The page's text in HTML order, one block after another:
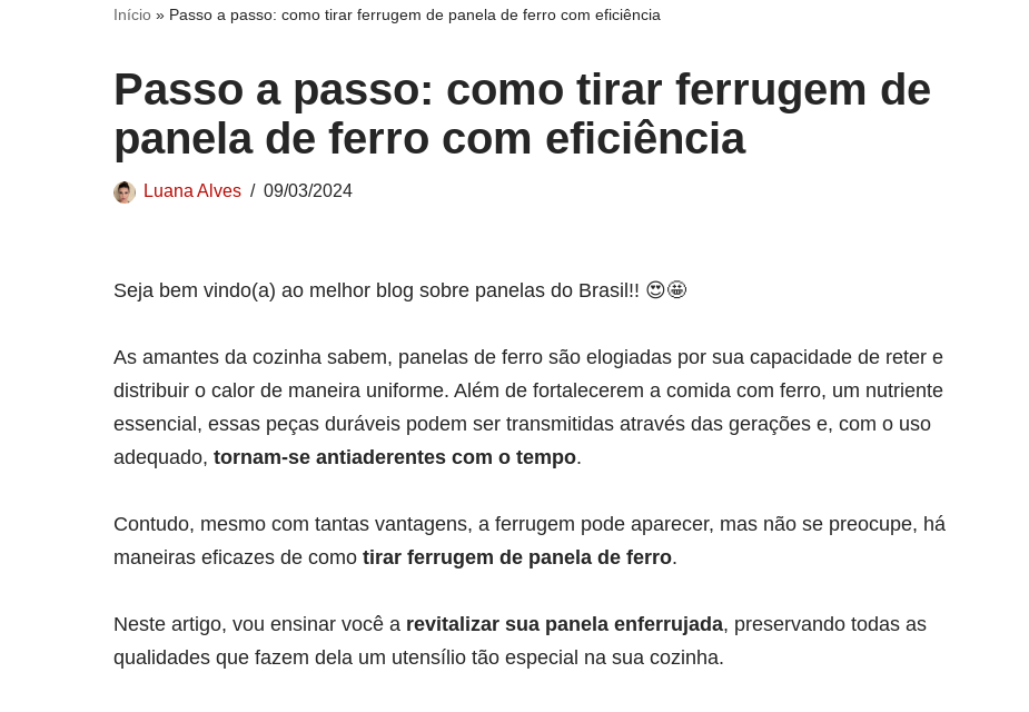
Início » Passo a passo: como tirar ferrugem de panela de ferro com eficiência
Passo a passo: como tirar ferrugem de
panela de ferro com eficiência
Luana Alves 09/03/2024
Seja bem vindo(a) ao melhor blog sobre panelas do Brasil!! 😍🤩
As amantes da cozinha sabem, panelas de ferro são elogiadas por sua capacidade de reter e
distribuir o calor de maneira uniforme. Além de fortalecerem a comida com ferro, um nutriente
essencial, essas peças duráveis podem ser transmitidas através das gerações e, com o uso
adequado, tornam-se antiaderentes com o tempo.
Contudo, mesmo com tantas vantagens, a ferrugem pode aparecer, mas não se preocupe, há
maneiras eficazes de como tirar ferrugem de panela de ferro.
Neste artigo, vou ensinar você a revitalizar sua panela enferrujada, preservando todas as
qualidades que fazem dela um utensílio tão especial na sua cozinha.